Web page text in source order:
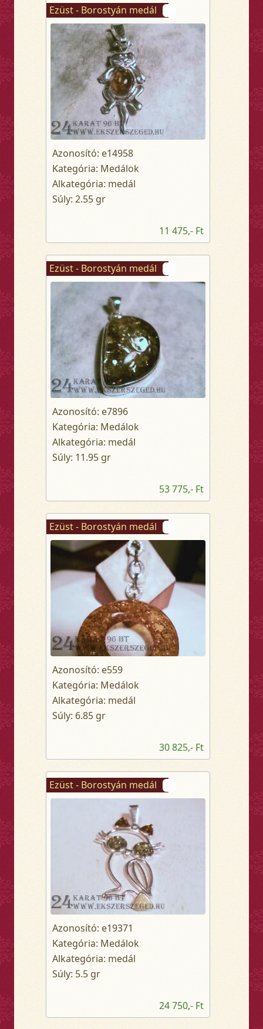
Ezüst - Borostyán medál
Azonosító: e14958
Kategória: Medálok
Alkategória: medál
Súly: 2.55 gr
11 475,- Ft
Ezüst - Borostyán medál
Azonosító: e7896
Kategória: Medálok
Alkategória: medál
Súly: 11.95 gr
53 775,- Ft
Ezüst - Borostyán medál
Azonosító: e559
Kategória: Medálok
Alkategória: medál
Súly: 6.85 gr
30 825,- Ft
Ezüst - Borostyán medál
Azonosító: e19371
Kategória: Medálok
Alkategória: medál
Súly: 5.5 gr
24 750,- Ft